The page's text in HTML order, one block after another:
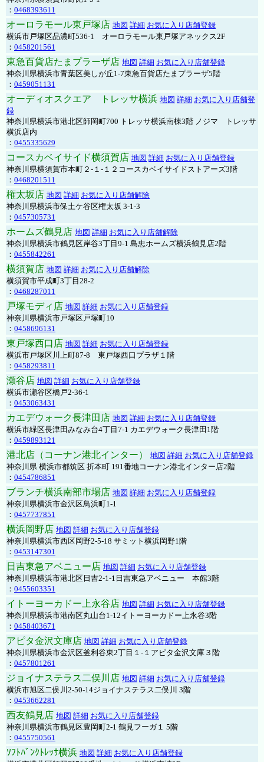
： 0468393611
オーロラモール東戸塚店 地図 詳細 お気に入り店舗登録
横浜市戸塚区品濃町536-1 オーロラモール東戸塚アネックス2F
： 0458201561
東急百貨店たまプラーザ店 地図 詳細 お気に入り店舗登録
神奈川県横浜市青葉区美しが丘1-7東急百貨店たまプラーザ5階
： 0459051131
オーディオスクエア トレッサ横浜 地図 詳細 お気に入り店舗登
録
神奈川県横浜市港北区師岡町700 トレッサ横浜南棟3階 ノジマ トレッサ
横浜店内
： 0455335629
コースカベイサイド横須賀店 地図 詳細 お気に入り店舗登録
神奈川県横須賀市本町２-１-１２コースカベイサイドストアーズ3階
： 0468201511
権太坂店 地図 詳細 お気に入り店舗解除
神奈川県横浜市保土ケ谷区権太坂 3-1-3
： 0457305731
ホームズ鶴見店 地図 詳細 お気に入り店舗解除
神奈川県横浜市鶴見区岸谷3丁目9-1 島忠ホームズ横浜鶴見店2階
： 0455842261
横須賀店 地図 詳細 お気に入り店舗解除
横須賀市平成町3丁目28-2
： 0468287011
戸塚モディ店 地図 詳細 お気に入り店舗登録
神奈川県横浜市戸塚区戸塚町10
： 0458696131
東戸塚西口店 地図 詳細 お気に入り店舗登録
横浜市戸塚区川上町87-8 東戸塚西口プラザ１階
： 0458293811
瀬谷店 地図 詳細 お気に入り店舗登録
横浜市瀬谷区橋戸2-36-1
： 0453063431
カエデウォーク長津田店 地図 詳細 お気に入り店舗登録
横浜市緑区長津田みなみ台4丁目7-1 カエデウォーク長津田1階
： 0459893121
港北店（コーナン港北インター） 地図 詳細 お気に入り店舗登録
神奈川県 横浜市都筑区 折本町 191番地コーナン港北インター店2階
： 0454786851
ブランチ横浜南部市場店 地図 詳細 お気に入り店舗登録
神奈川県横浜市金沢区鳥浜町1-1
： 0457737851
横浜岡野店 地図 詳細 お気に入り店舗登録
神奈川県横浜市西区岡野2-5-18 サミット横浜岡野1階
： 0453147301
日吉東急アベニュー店 地図 詳細 お気に入り店舗登録
神奈川県横浜市港北区日吉2-1-1日吉東急アベニュー 本館3階
： 0455603351
イトーヨーカドー上永谷店 地図 詳細 お気に入り店舗登録
神奈川県横浜市港南区丸山台1-12イトーヨーカドー上永谷3階
： 0458403671
アピタ金沢文庫店 地図 詳細 お気に入り店舗登録
神奈川県横浜市金沢区釜利谷東2丁目１-１アピタ金沢文庫３階
： 0457801261
ジョイナステラス二俣川店 地図 詳細 お気に入り店舗登録
横浜市旭区二俣川2-50-14ジョイナステラス二俣川 3階
： 0453662281
西友鶴見店 地図 詳細 お気に入り店舗登録
神奈川県横浜市鶴見区豊岡町2-1 鶴見フーガ１ 5階
： 0455750561
ｿﾌﾄﾊﾞﾝｸﾄﾚｯｻ横浜 地図 詳細 お気に入り店舗登録